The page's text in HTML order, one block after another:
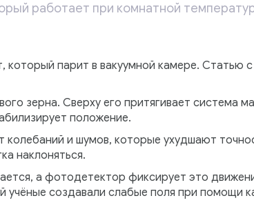
работает при комнатной
парит в вакуумной камере. Статью с
зерна. Сверху его притягивает система
положение.
колебаний и шумов, которые ухудшают
наклоняться.
а фотодетектор фиксирует это
учёные создавали слабые поля при помощи